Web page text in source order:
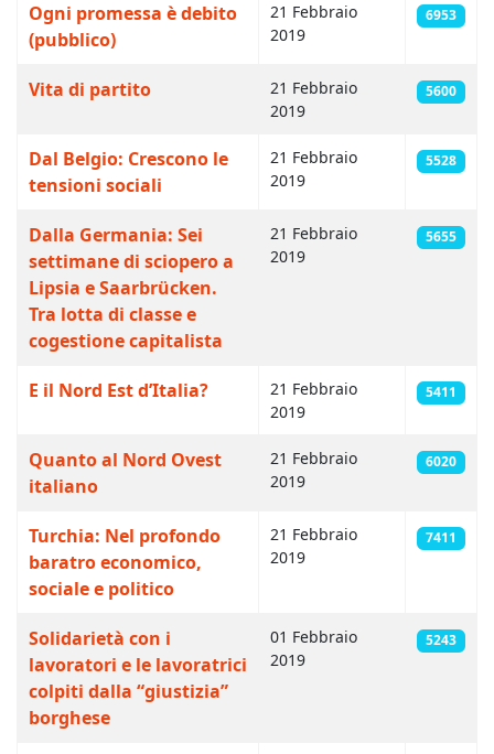
Ogni promessa è debito
(pubblico)
21 Febbraio
2019
6953
Vita di partito
21 Febbraio
2019
5600
Dal Belgio: Crescono le
tensioni sociali
21 Febbraio
2019
5528
Dalla Germania: Sei
settimane di sciopero a
Lipsia e Saarbrücken.
Tra lotta di classe e
cogestione capitalista
21 Febbraio
2019
5655
E il Nord Est d’Italia?
21 Febbraio
2019
5411
Quanto al Nord Ovest
italiano
21 Febbraio
2019
6020
Turchia: Nel profondo
baratro economico,
sociale e politico
21 Febbraio
2019
7411
Solidarietà con i
lavoratori e le lavoratrici
colpiti dalla “giustizia”
borghese
01 Febbraio
2019
5243